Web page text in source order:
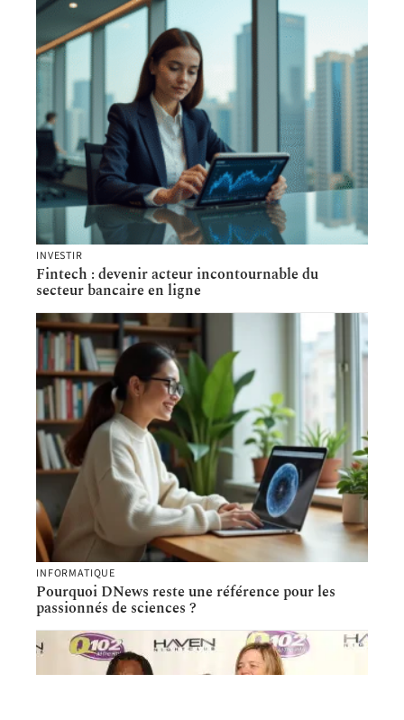
INVESTIR
Fintech : devenir acteur incontournable du
secteur bancaire en ligne
INFORMATIQUE
Pourquoi DNews reste une référence pour les
passionnés de sciences ?